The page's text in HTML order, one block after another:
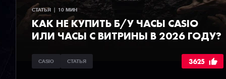
СТАТЬЯ  |  10 МИН
КАК НЕ КУПИТЬ Б/У ЧАСЫ CASIO
ИЛИ ЧАСЫ С ВИТРИНЫ В 2026 ГОДУ?
CASIO СТАТЬЯ 3625